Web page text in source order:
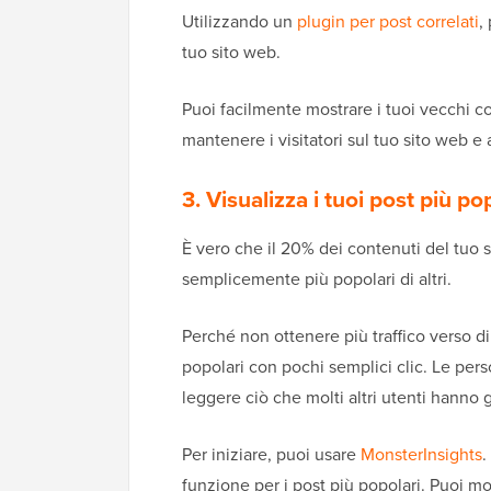
Utilizzando un plugin per post correlati,
tuo sito web.
Puoi facilmente mostrare i tuoi vecchi
mantenere i visitatori sul tuo sito web
3. Visualizza i tuoi post più
È vero che il 20% dei contenuti del tuo
semplicemente più popolari di altri.
Perché non ottenere più traffico verso
popolari con pochi semplici clic. Le
leggere ciò che molti altri utenti hanno
Per iniziare, puoi usare MonsterInsights
funzione per i post più popolari. Puoi